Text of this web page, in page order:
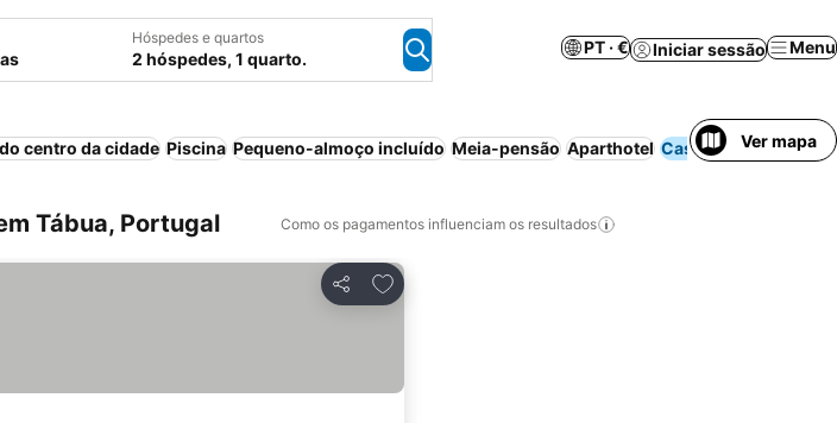
Hóspedes e quartos
2 hóspedes, 1 quarto.
PT · € Iniciar sessão Menu
centro da cidade Piscina Pequeno-almoço incluído Meia-pensão Aparthotel Casa/apartamento
Ver mapa
Tábua, Portugal Como os pagamentos influenciam os resultados
Partilhar
Adicionar aos favoritos